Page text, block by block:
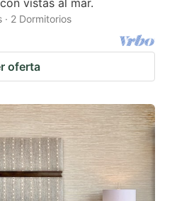
2 Dormitorios
oferta